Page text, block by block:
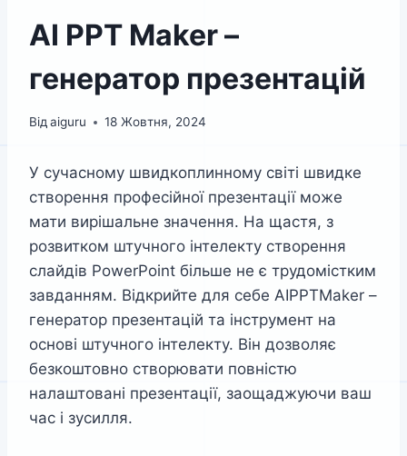
AI PPT Maker –
генератор презентацій
Відaiguru 18 Жовтня, 2024
У сучасному швидкоплинному світі швидке
створення професійної презентації може
мати вирішальне значення. На щастя, з
розвитком штучного інтелекту створення
слайдів PowerPoint більше не є трудомістким
завданням. Відкрийте для себе AIPPTMaker –
генератор презентацій та інструмент на
основі штучного інтелекту. Він дозволяє
безкоштовно створювати повністю
налаштовані презентації, заощаджуючи ваш
час і зусилля.